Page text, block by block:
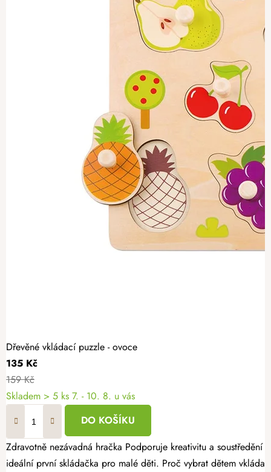
Dřevěné vkládací puzzle - ovoce
135 Kč
159 Kč
Skladem > 5 ks 7. - 10. 8. u vás
DO KOŠÍKU
Zdravotně nezávadná hračka Podporuje kreativitu a soustředění Bez ostrých hran a třísek Objevujte s dětmi svět pomocí krásné dřevěné vkládačky, která spojuje zábavu s učením. Dřevěné vkládací puzzle je
ideální první skládačka pro malé děti. Proč vybrat dětem vkládací dřevěné puzzle? ✓ Rozvíjí jemnou motoriku a koordinaci pohybů.✓ Podporuje logické myšlení a soustředění.✓ Učí děti poznávat tvary a